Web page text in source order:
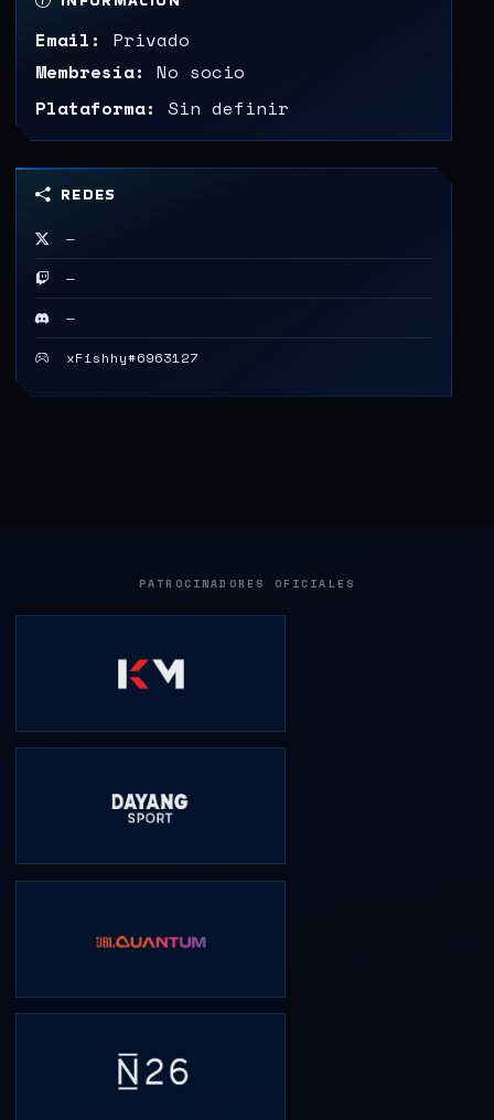
Email:
Privado
Membresía: No socio
Plataforma: Sin definir
REDES
—
—
—
xFishhy#6963127
PATROCINADORES OFICIALES